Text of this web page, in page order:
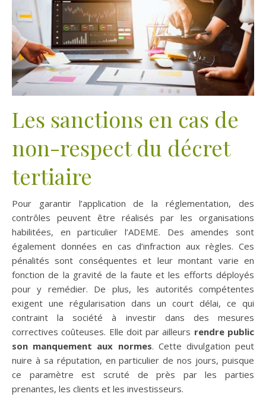
Les sanctions en cas de
non-respect du décret
tertiaire
Pour garantir l’application de la réglementation, des
contrôles peuvent être réalisés par les organisations
habilitées, en particulier l’ADEME. Des amendes sont
également données en cas d’infraction aux règles. Ces
pénalités sont conséquentes et leur montant varie en
fonction de la gravité de la faute et les efforts déployés
pour y remédier. De plus, les autorités compétentes
exigent une régularisation dans un court délai, ce qui
contraint la société à investir dans des mesures
correctives coûteuses. Elle doit par ailleurs rendre public
son manquement aux normes. Cette divulgation peut
nuire à sa réputation, en particulier de nos jours, puisque
ce paramètre est scruté de près par les parties
prenantes, les clients et les investisseurs.